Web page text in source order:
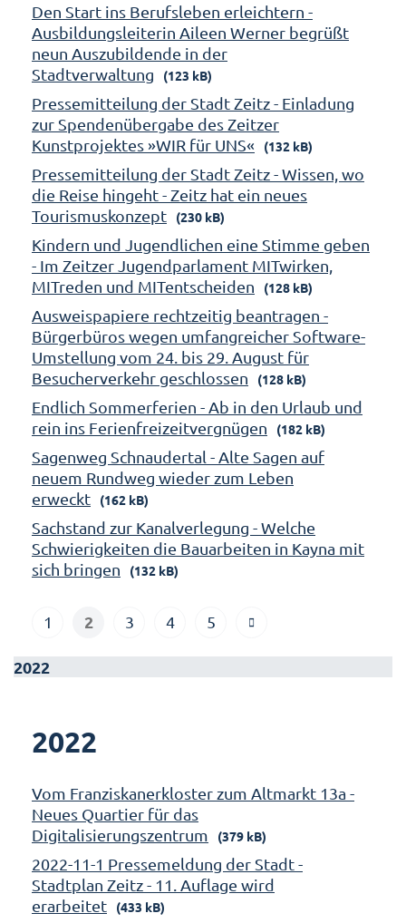
Den Start ins Berufsleben erleichtern -
Ausbildungsleiterin Aileen Werner begrüßt
neun Auszubildende in der
Stadtverwaltung
(123 kB)
Pressemitteilung der Stadt Zeitz - Einladung
zur Spendenübergabe des Zeitzer
Kunstprojektes »WIR für UNS«
(132 kB)
Pressemitteilung der Stadt Zeitz - Wissen, wo
die Reise hingeht - Zeitz hat ein neues
Tourismuskonzept
(230 kB)
Kindern und Jugendlichen eine Stimme geben
- Im Zeitzer Jugendparlament MITwirken,
MITreden und MITentscheiden
(128 kB)
Ausweispapiere rechtzeitig beantragen -
Bürgerbüros wegen umfangreicher Software-
Umstellung vom 24. bis 29. August für
Besucherverkehr geschlossen
(128 kB)
Endlich Sommerferien - Ab in den Urlaub und
rein ins Ferienfreizeitvergnügen
(182 kB)
Sagenweg Schnaudertal - Alte Sagen auf
neuem Rundweg wieder zum Leben
erweckt
(162 kB)
Sachstand zur Kanalverlegung - Welche
Schwierigkeiten die Bauarbeiten in Kayna mit
sich bringen
(132 kB)
1 2 3 4 5
2022
2022
Vom Franziskanerkloster zum Altmarkt 13a -
Neues Quartier für das
Digitalisierungszentrum
(379 kB)
2022-11-1 Pressemeldung der Stadt -
Stadtplan Zeitz - 11. Auflage wird
erarbeitet
(433 kB)